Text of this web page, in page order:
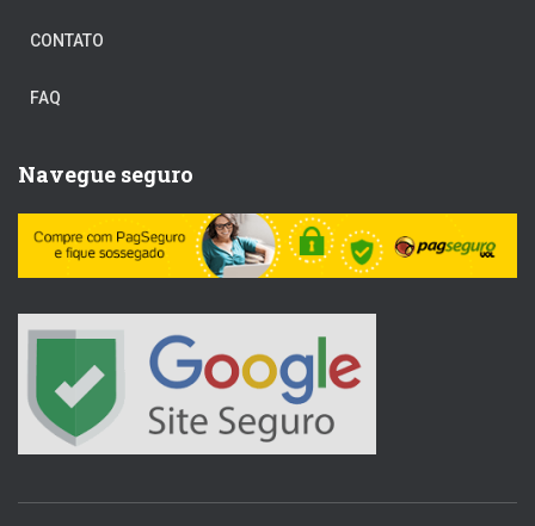
CONTATO
FAQ
Navegue seguro